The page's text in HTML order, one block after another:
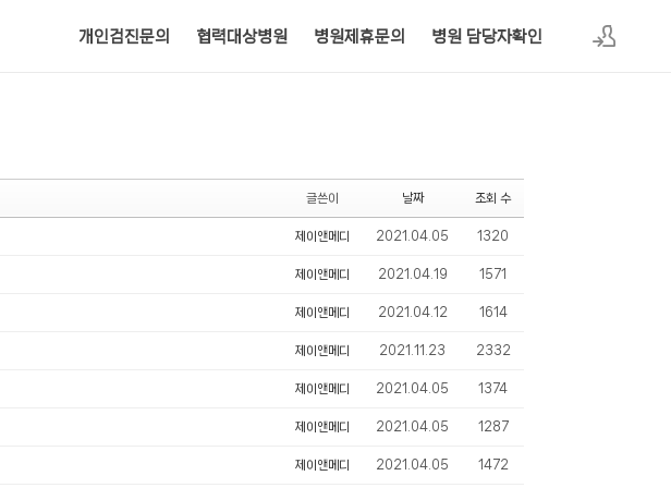
개인검진문의 협력대상병원 병원제휴문의 병원 담당자확인
글쓴이 날짜 조회 수
제이앤메디 2021.04.05 1320
제이앤메디 2021.04.19 1571
제이앤메디 2021.04.12 1614
제이앤메디 2021.11.23 2332
제이앤메디 2021.04.05 1374
제이앤메디 2021.04.05 1287
제이앤메디 2021.04.05 1472